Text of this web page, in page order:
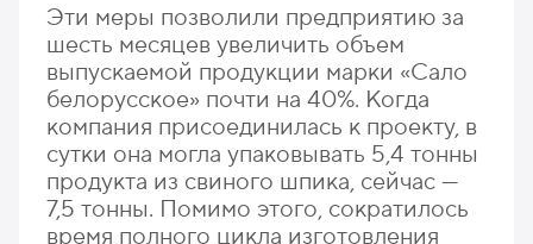
Эти меры позволили предприятию за
шесть месяцев увеличить объем
выпускаемой продукции марки «Сало
белорусское» почти на 40%. Когда
компания присоединилась к проекту, в
сутки она могла упаковывать 5,4 тонны
продукта из свиного шпика, сейчас —
7,5 тонны. Помимо этого, сократилось
время полного цикла изготовления